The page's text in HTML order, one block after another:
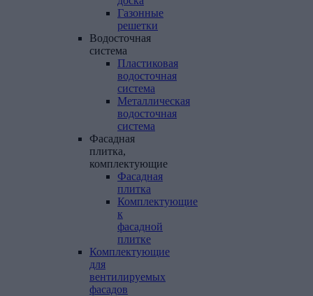
Газонные
решетки
Водосточная
система
Пластиковая
водосточная
система
Металлическая
водосточная
система
Фасадная
плитка,
комплектующие
Фасадная
плитка
Комплектующие
к
фасадной
плитке
Комплектующие
для
вентилируемых
фасадов